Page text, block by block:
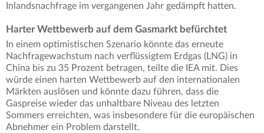
Inlandsnachfrage im vergangenen Jahr gedämpft hatten.
Harter Wettbewerb auf dem Gasmarkt befürchtet
In einem optimistischen Szenario könnte das erneute
Nachfragewachstum nach verflüssigtem Erdgas (LNG) in
China bis zu 35 Prozent betragen, teilte die IEA mit. Dies
würde einen harten Wettbewerb auf den internationalen
Märkten auslösen und könnte dazu führen, dass die
Gaspreise wieder das unhaltbare Niveau des letzten
Sommers erreichten, was insbesondere für die europäischen
Abnehmer ein Problem darstellt.